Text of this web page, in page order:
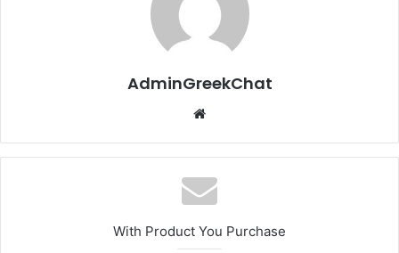
AdminGreekChat
With Product You Purchase